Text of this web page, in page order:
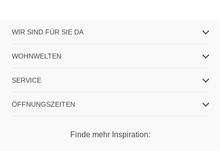
WIR SIND FÜR SIE DA
WOHNWELTEN
SERVICE
ÖFFNUNGSZEITEN
Finde mehr Inspiration: